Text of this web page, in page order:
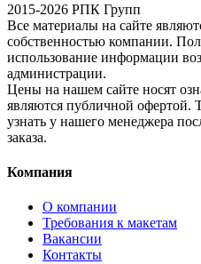
2015-2026 РПК Групп
Все материалы на сайте
собственностью компании.
использование информации
администрации.
Цены на нашем сайте носят
являются публичной
узнать у нашего менеджера
заказа.
Компания
О компании
Требования к макетам
Вакансии
Контакты